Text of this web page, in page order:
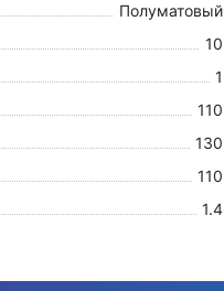
Полуматовый
10
1
110
130
110
1.4